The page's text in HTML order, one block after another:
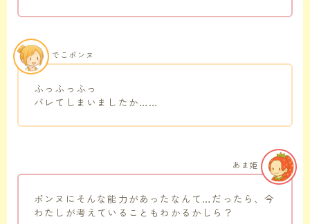
ふっふっふっ
バレてしまいましたか……
でこポンヌ
ポンヌにそんな能力があったなんて…だったら、今
わたしが考えていることもわかるかしら？
あま姫